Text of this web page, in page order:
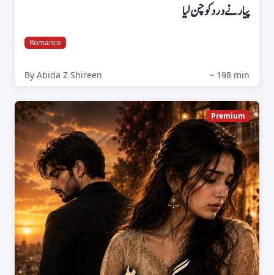
پیار نے درد کو چن لیا
Romance
By Abida Z Shireen ~ 198 min
Premium